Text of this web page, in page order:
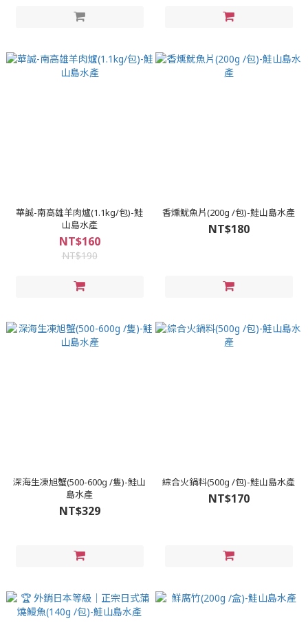
華誠-南高雄羊肉爐(1.1kg/包)-鮭
山島水產
NT$160
NT$190
香燻魷魚片(200g /包)-鮭山島水產
NT$180
深海生凍旭蟹(500-600g /隻)-鮭山
島水產
NT$329
綜合火鍋料(500g /包)-鮭山島水產
NT$170